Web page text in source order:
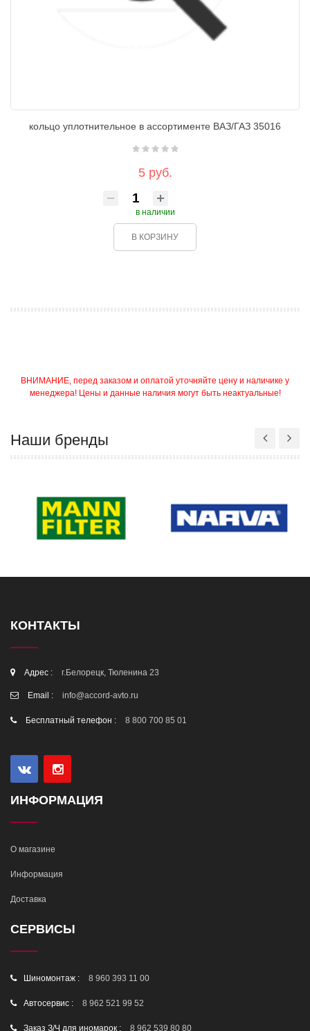
кольцо уплотнительное в ассортименте ВАЗ/ГАЗ 35016
5 руб.
в наличии
В КОРЗИНУ
ВНИМАНИЕ, перед заказом и оплатой уточняйте цену и наличике у
менеджера! Цены и данные наличия могут быть неактуальные!
Наши бренды
КОНТАКТЫ
Адрес : г.Белорецк, Тюленина 23
Email : info@accord-avto.ru
Бесплатный телефон : 8 800 700 85 01
ИНФОРМАЦИЯ
О магазине
Информация
Доставка
СЕРВИСЫ
Шиномонтаж : 8 960 393 11 00
Автосервис : 8 962 521 99 52
Заказ З/Ч для иномарок : 8 962 539 80 80